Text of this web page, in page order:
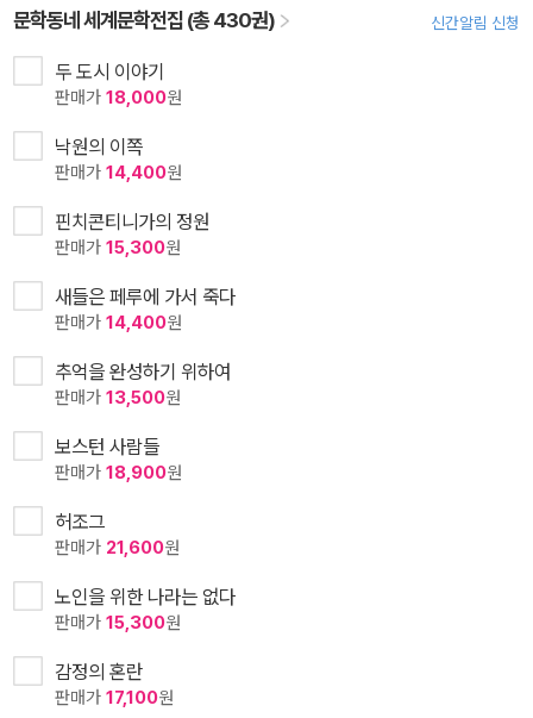
문학동네 세계문학전집 (총 430권) 신간알림 신청
두 도시 이야기
판매가 18,000원
낙원의 이쪽
판매가 14,400원
핀치콘티니가의 정원
판매가 15,300원
새들은 페루에 가서 죽다
판매가 14,400원
추억을 완성하기 위하여
판매가 13,500원
보스턴 사람들
판매가 18,900원
허조그
판매가 21,600원
노인을 위한 나라는 없다
판매가 15,300원
감정의 혼란
판매가 17,100원